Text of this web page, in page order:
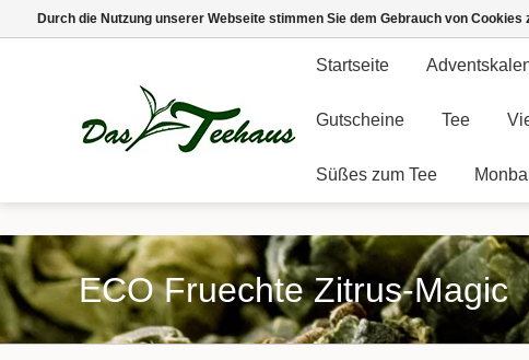
Startseite
Gutscheine Tee
Süßes zum Tee
ECO Fruechte Zitrus-Magic
Durch die Nutzung unserer Webseite stimmen Sie dem Gebrauch von